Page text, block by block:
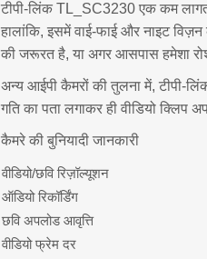
टीपी-लिंक TL_SC3230 एक कम लागत
हालांकि, इसमें वाई-फाई और नाइट
की जरूरत है, या अगर आसपास हमेशा
अन्य आईपी कैमरों की तुलना में, टीपी-
गति का पता लगाकर ही वीडियो क्लिप
कैमरे की बुनियादी जानकारी
वीडियो/छवि रिज़ॉल्यूशन
ऑडियो रिकॉर्डिंग
छवि अपलोड आवृत्ति
वीडियो फ्रेम दर